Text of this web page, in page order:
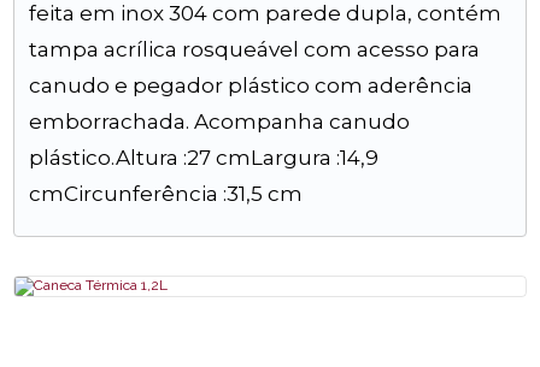
feita em inox 304 com parede dupla, contém
tampa acrílica rosqueável com acesso para
canudo e pegador plástico com aderência
emborrachada. Acompanha canudo
plástico.Altura :27 cmLargura :14,9
cmCircunferência :31,5 cm